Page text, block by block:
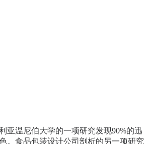
亚温尼伯大学的一项研究发现90%的迅
。食品包装设计公司剖析的另一项研究